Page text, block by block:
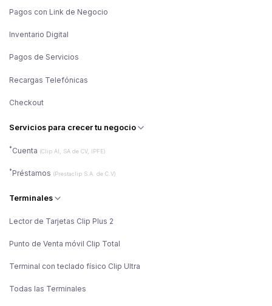
Terminales
Lector de Tarjetas Clip Plus 2
Punto de Venta móvil Clip Total
Terminal con teclado físico Clip Ultra
Todas las Terminales
Pagos con Link de Negocio
Inventario Digital
Pagos de Servicios
Recargas Telefónicas
Checkout
Servicios para crecer tu negocio
*Cuenta (Clip AI, SA de CV, IPFE)
*Préstamos (Prestaclip S.A. de C.V)